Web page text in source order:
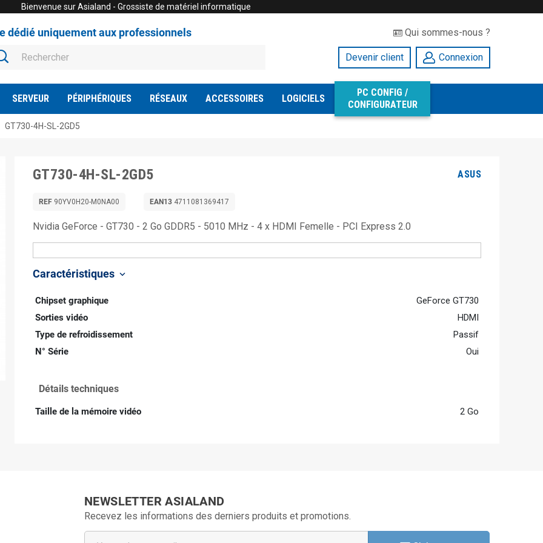
Bienvenue sur Asialand - Grossiste de matériel informatique
dédié uniquement aux professionnels Qui sommes-nous ?
Devenir client Connexion
SERVEUR PÉRIPHÉRIQUES RÉSEAUX ACCESSOIRES LOGICIELS
PC CONFIG /
CONFIGURATEUR
GT730-4H-SL-2GD5
GT730-4H-SL-2GD5 ASUS
REF90YV0H20-M0NA00 EAN13 4711081369417
Nvidia GeForce - GT730 - 2 Go GDDR5 - 5010 MHz - 4 x HDMI Femelle - PCI Express 2.0
Caractéristiques keyboard_arrow_down
Chipset graphique
GeForce GT730
Sorties vidéo
HDMI
Type de refroidissement
Passif
N° Série
Oui
Détails techniques
Taille de la mémoire vidéo 2 Go
NEWSLETTER ASIALAND
Recevez les informations des derniers produits et promotions.